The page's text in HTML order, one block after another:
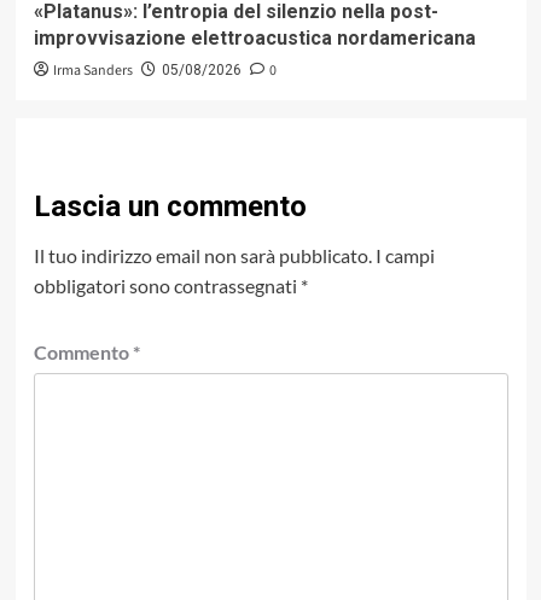
«Platanus»: l’entropia del silenzio nella post-
improvvisazione elettroacustica nordamericana
Irma Sanders 05/08/2026 0
Lascia un commento
Il tuo indirizzo email non sarà pubblicato. I campi
obbligatori sono contrassegnati *
Commento *